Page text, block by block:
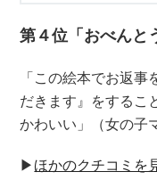
第４位「おべんと
「この絵本でお返
だきます』をするこ
かわいい」（女の子
▶︎ほかのクチコミを